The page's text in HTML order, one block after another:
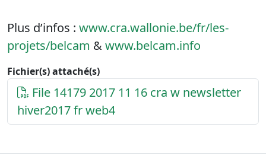
Plus d’infos : www.cra.wallonie.be/fr/les-
projets/belcam &www.belcam.info
Fichier(s) attaché(s)
File 14179 2017 11 16 cra w newsletter
hiver2017 fr web4